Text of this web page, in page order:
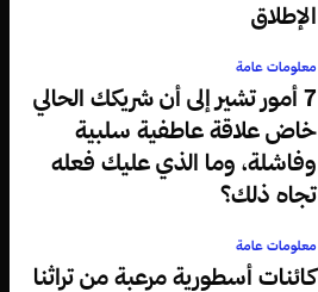
الإطلاق
معلومات عامة
7 أمور تشير إلى أن شريكك الحالي
خاض علاقة عاطفية سلبية
وفاشلة، وما الذي عليك فعله
تجاه ذلك؟
معلومات عامة
كائنات أسطورية مرعبة من تراثنا